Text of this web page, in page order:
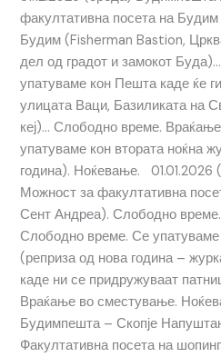
факултативна посета на
Будим (Fisherman Bastion,
дел од градот и замокот
упатуваме кон Пешта каде ќе
улицата Ваци, Базиликата на
кеј)… Слободно време.
упатуваме кон втората ноќна
година). Ноќевање. 01.01.2026
Можност за факултативна
Сент Андреа). Слободно
Слободно време. Се упатуваме
(реприза од нова година –
каде ни се придружуваат
Враќање во сместување.
Будимпешта – Скопје
Факултативна посета на